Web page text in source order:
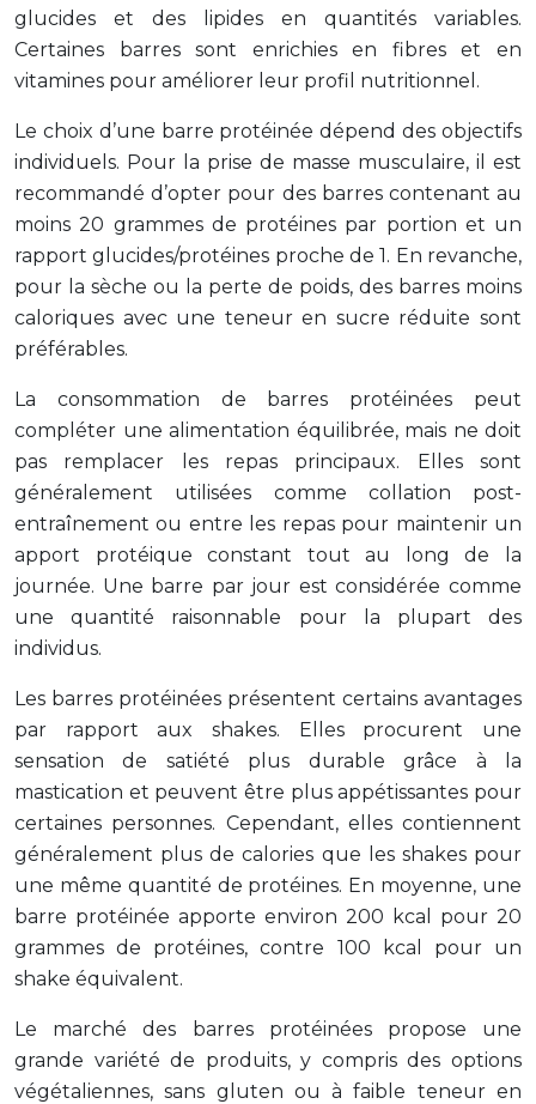
glucides et des lipides en quantités variables.
Certaines barres sont enrichies en fibres et en
vitamines pour améliorer leur profil nutritionnel.
Le choix d’une barre protéinée dépend des objectifs
individuels. Pour la prise de masse musculaire, il est
recommandé d’opter pour des barres contenant au
moins 20 grammes de protéines par portion et un
rapport glucides/protéines proche de 1. En revanche,
pour la sèche ou la perte de poids, des barres moins
caloriques avec une teneur en sucre réduite sont
préférables.
La consommation de barres protéinées peut
compléter une alimentation équilibrée, mais ne doit
pas remplacer les repas principaux. Elles sont
généralement utilisées comme collation post-
entraînement ou entre les repas pour maintenir un
apport protéique constant tout au long de la
journée. Une barre par jour est considérée comme
une quantité raisonnable pour la plupart des
individus.
Les barres protéinées présentent certains avantages
par rapport aux shakes. Elles procurent une
sensation de satiété plus durable grâce à la
mastication et peuvent être plus appétissantes pour
certaines personnes. Cependant, elles contiennent
généralement plus de calories que les shakes pour
une même quantité de protéines. En moyenne, une
barre protéinée apporte environ 200 kcal pour 20
grammes de protéines, contre 100 kcal pour un
shake équivalent.
Le marché des barres protéinées propose une
grande variété de produits, y compris des options
végétaliennes, sans gluten ou à faible teneur en